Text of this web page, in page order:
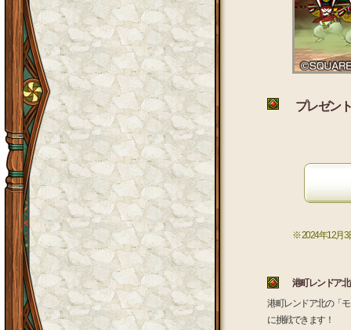
プレゼン
※ 2024年12月3
港町レンドア北
港町レンドア北の「
に挑戦できます！